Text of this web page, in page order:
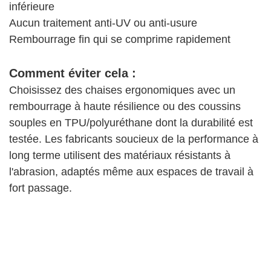
inférieure
Aucun traitement anti-UV ou anti-usure
Rembourrage fin qui se comprime rapidement
Comment éviter cela :
Choisissez des chaises ergonomiques avec un
rembourrage à haute résilience ou des coussins
souples en TPU/polyuréthane dont la durabilité est
testée. Les fabricants soucieux de la performance à
long terme utilisent des matériaux résistants à
l'abrasion, adaptés même aux espaces de travail à
fort passage.